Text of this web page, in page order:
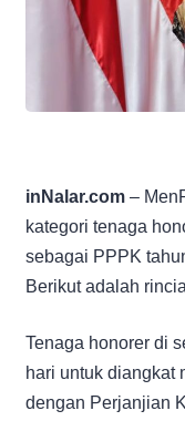
inNalar.com –
kategori tenaga
sebagai PPPK
Berikut adalah
Tenaga honorer di
hari untuk diangkat
dengan Perjanjian